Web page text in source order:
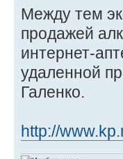
Между тем
продажей
интернет-
удаленной
Галенко.
http://